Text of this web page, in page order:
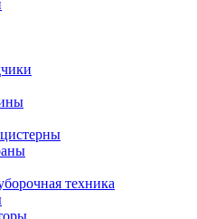
техника